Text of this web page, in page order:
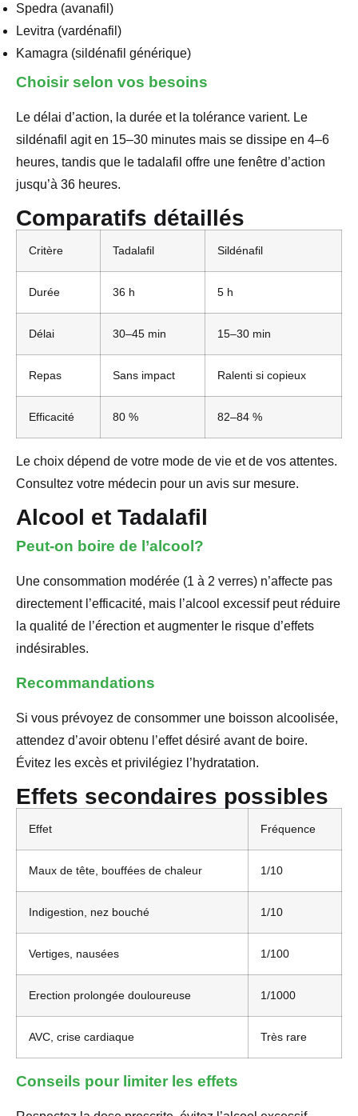
Spedra (avanafil)
Levitra (vardénafil)
Kamagra (sildénafil générique)
Choisir selon vos besoins
Le délai d’action, la durée et la tolérance varient. Le
sildénafil agit en 15–30 minutes mais se dissipe en 4–6
heures, tandis que le tadalafil offre une fenêtre d’action
jusqu’à 36 heures.
Comparatifs détaillés
Critère Tadalafil Sildénafil
Durée 36 h 5 h
Délai 30–45 min 15–30 min
Repas Sans impact Ralenti si copieux
Efficacité 80 % 82–84 %
Le choix dépend de votre mode de vie et de vos attentes.
Consultez votre médecin pour un avis sur mesure.
Alcool et Tadalafil
Peut-on boire de l’alcool?
Une consommation modérée (1 à 2 verres) n’affecte pas
directement l’efficacité, mais l’alcool excessif peut réduire
la qualité de l’érection et augmenter le risque d’effets
indésirables.
Recommandations
Si vous prévoyez de consommer une boisson alcoolisée,
attendez d’avoir obtenu l’effet désiré avant de boire.
Évitez les excès et privilégiez l’hydratation.
Effets secondaires possibles
Effet Fréquence
Maux de tête, bouffées de chaleur 1/10
Indigestion, nez bouché 1/10
Vertiges, nausées 1/100
Erection prolongée douloureuse 1/1000
AVC, crise cardiaque Très rare
Conseils pour limiter les effets